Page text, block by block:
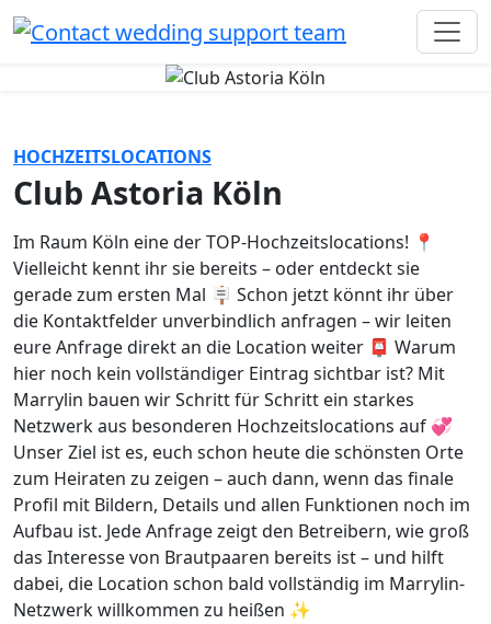
HOCHZEITSLOCATIONS
Club Astoria Köln
Im Raum Köln eine der TOP-Hochzeitslocations! 📍
Vielleicht kennt ihr sie bereits – oder entdeckt sie
gerade zum ersten Mal 🪧 Schon jetzt könnt ihr über
die Kontaktfelder unverbindlich anfragen – wir leiten
eure Anfrage direkt an die Location weiter 📮 Warum
hier noch kein vollständiger Eintrag sichtbar ist? Mit
Marrylin bauen wir Schritt für Schritt ein starkes
Netzwerk aus besonderen Hochzeitslocations auf 💞
Unser Ziel ist es, euch schon heute die schönsten Orte
zum Heiraten zu zeigen – auch dann, wenn das finale
Profil mit Bildern, Details und allen Funktionen noch im
Aufbau ist. Jede Anfrage zeigt den Betreibern, wie groß
das Interesse von Brautpaaren bereits ist – und hilft
dabei, die Location schon bald vollständig im Marrylin-
Netzwerk willkommen zu heißen ✨